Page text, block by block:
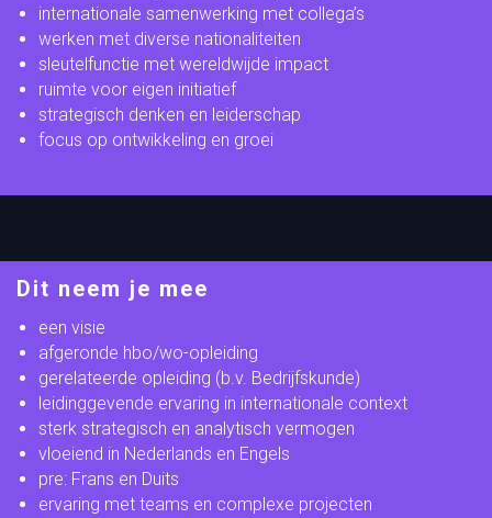
internationale samenwerking met collega’s
werken met diverse nationaliteiten
sleutelfunctie met wereldwijde impact
ruimte voor eigen initiatief
strategisch denken en leiderschap
focus op ontwikkeling en groei
Dit neem je mee
een visie
afgeronde hbo/wo-opleiding
gerelateerde opleiding (b.v. Bedrijfskunde)
leidinggevende ervaring in internationale context
sterk strategisch en analytisch vermogen
vloeiend in Nederlands en Engels
pre: Frans en Duits
ervaring met teams en complexe projecten